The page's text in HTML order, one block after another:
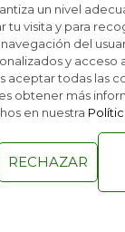
un nivel
tu visita y para
del
y acceso
aceptar todas las
obtener más
en nuestra
RECHAZAR
LA
TODOS LOS
RESERVADOS